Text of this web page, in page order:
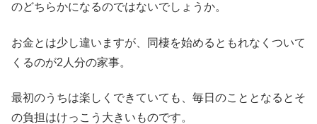
のどちらかになるのではないでしょうか。
お金とは少し違いますが、同棲を始めるともれなくついて
くるのが2人分の家事。
最初のうちは楽しくできていても、毎日のこととなるとそ
の負担はけっこう大きいものです。